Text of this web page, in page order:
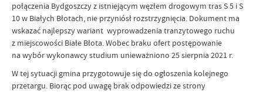
połączenia Bydgoszczy z istniejącym węzłem drogowym tras S 5 i S
10 w Białych Błotach, nie przyniósł rozstrzygnięcia. Dokument ma
wskazać najlepszy wariant wyprowadzenia tranzytowego ruchu
z miejscowości Białe Błota. Wobec braku ofert postępowanie
na wybór wykonawcy studium unieważniono 25 sierpnia 2021 r.
W tej sytuacji gmina przygotowuje się do ogłoszenia kolejnego
przetargu. Biorąc pod uwagę brak odpowiedzi ze strony